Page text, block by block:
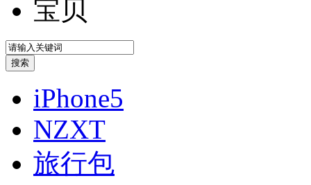
宝贝
iPhone5
NZXT
旅行包